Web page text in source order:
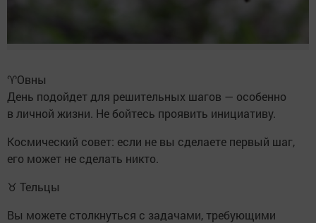
♈️Овны
День подойдет для решительных шагов — особенно
в личной жизни. Не бойтесь проявить инициативу.
Космический совет: если не вы сделаете первый шаг,
его может не сделать никто.
♉ Тельцы
Вы можете столкнуться с задачами, требующими